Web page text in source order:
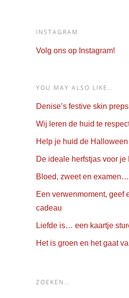
INSTAGRAM
Volg ons op Instagram!
YOU MAY ALSO LIKE…
Denise’s festive skin preps
Wij leren de huid te
Help je huid de
De ideale herfstjas voor je
Bloed, zweet en examen…
Een verwenmoment, geef
cadeau
Liefde is… een kaartje
Het is groen en het gaat
ZOEKEN…